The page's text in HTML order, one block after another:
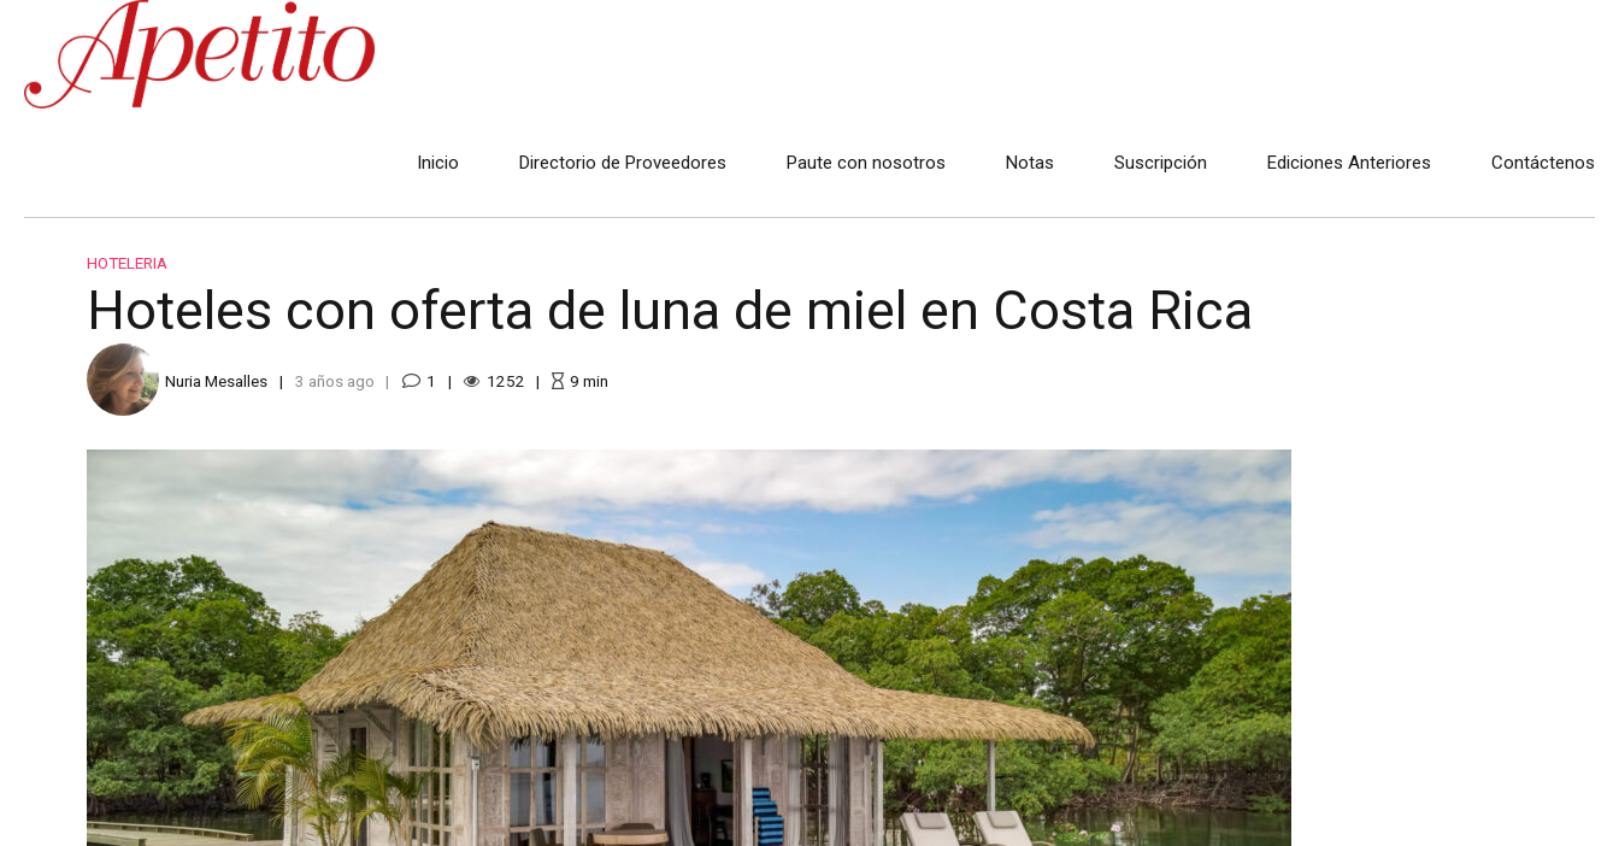
Inicio Directorio de Proveedores Paute con nosotros Notas Suscripción Ediciones Anteriores Contáctenos
HOTELERIA
Hoteles con oferta de luna de miel en Costa Rica
Nuria Mesalles 3 años ago 1 1252 9 min